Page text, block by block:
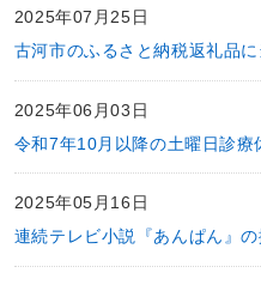
2025年07月25日
古河市のふるさと納税返礼品
2025年06月03日
令和7年10月以降の土曜日診療
2025年05月16日
連続テレビ小説『あんぱん』